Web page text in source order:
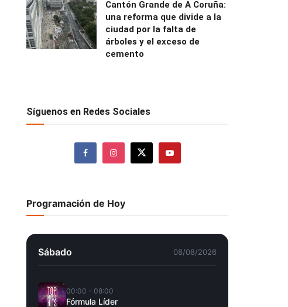
Cantón Grande de A Coruña:
una reforma que divide a la
ciudad por la falta de
árboles y el exceso de
cemento
Síguenos en Redes Sociales
Programación de Hoy
Sábado 08/08/2026
00:00 - 08:00
Fórmula Líder